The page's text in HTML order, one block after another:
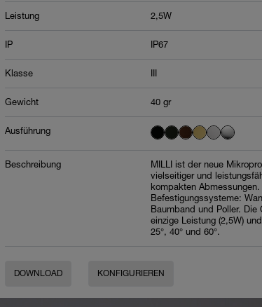
Leistung 2,5W
IP IP67
Klasse
Gewicht 40 gr
Ausführung
Beschreibung
MILLI ist der neue
vielseitiger und
kompakten
Befestigungssysteme:
Baumband und Poller.
einzige Leistung (2,5W)
25°, 40° und 60°.
DOWNLOAD KONFIGURIEREN